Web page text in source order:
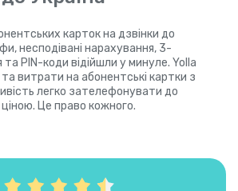
карток на дзвінки до
несподівані нарахування, 3-
PIN-коди відійшли у минуле. Yolla
витрати на абонентські картки з
легко зателефонувати до
Це право кожного.